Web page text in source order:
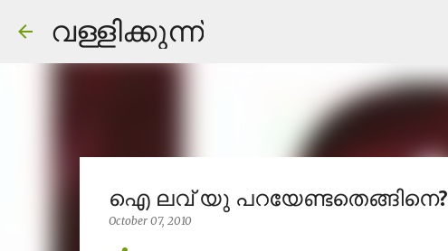
വള്ളിക്കുന്ന്
ഐ ലവ് യു പറയേണ്ടതെങ്ങിനെ?
October 07, 2010